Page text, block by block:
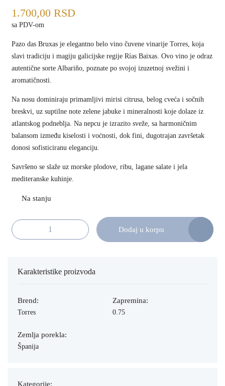
1.700,00RSD
sa PDV-om
Pazo das Bruxas je elegantno belo vino čuvene vinarije Torres, koja
slavi tradiciju i magiju galicijske regije Rías Baixas. Ovo vino je odraz
autentične sorte Albariño, poznate po svojoj izuzetnoj svežini i
aromatičnosti.
Na nosu dominiraju primamljivi mirisi citrusa, belog cveća i sočnih
breskvi, uz suptilne note zelene jabuke i mineralnosti koje dolaze iz
atlantskog podneblja. Na nepcu je izrazito sveže, sa harmoničnim
balansom između kiselosti i voćnosti, dok fini, dugotrajan završetak
donosi sofisticiranu eleganciju.
Savršeno se slaže uz morske plodove, ribu, lagane salate i jela
mediteranske kuhinje.
Torres Pazo das Bruxas 75cl količinaDodaj u korpu
Karakteristike proizvoda
Brend:
Torres
Zapremina:
0.75
Zemlja porekla:
Španija
Kategorije: